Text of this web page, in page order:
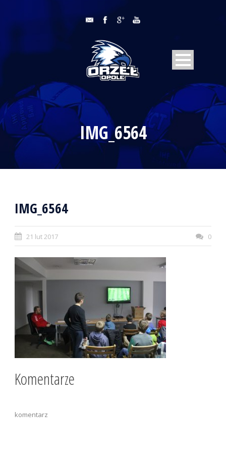
IMG_6564
IMG_6564
21 lut 2017 0
Komentarze
komentarz